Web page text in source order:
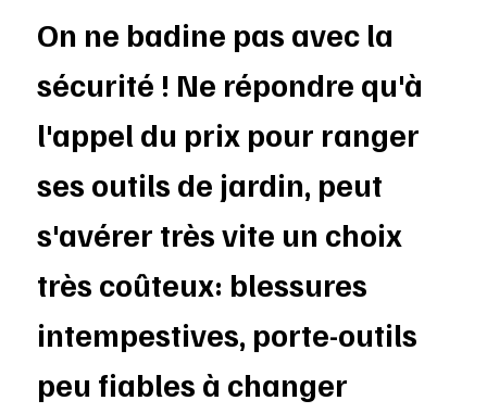
On ne badine pas avec la
sécurité ! Ne répondre qu'à
l'appel du prix pour ranger
ses outils de jardin, peut
s'avérer très vite un choix
très coûteux: blessures
intempestives, porte-outils
peu fiables à changer